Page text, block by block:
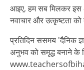
आइए, हम सब मिलकर इस
नवाचार और उत्कृष्टता को
प्रतिदिन ससमय 'दैनिक
अनुभव को समृद्ध बनाने के